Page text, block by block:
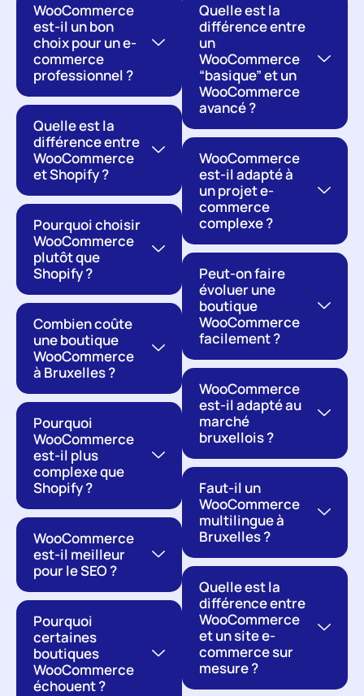
WooCommerce
est-il un bon
choix pour un e-
commerce
professionnel ?
Quelle est la
différence entre
WooCommerce
et Shopify ?
Pourquoi choisir
WooCommerce
plutôt que
Shopify ?
Combien coûte
une boutique
WooCommerce
à Bruxelles ?
Pourquoi
WooCommerce
est-il plus
complexe que
Shopify ?
WooCommerce
est-il meilleur
pour le SEO ?
Pourquoi
certaines
boutiques
WooCommerce
échouent ?
Quelle est la
différence entre
un
WooCommerce
“basique” et un
WooCommerce
avancé ?
WooCommerce
est-il adapté à
un projet e-
commerce
complexe ?
Peut-on faire
évoluer une
boutique
WooCommerce
facilement ?
WooCommerce
est-il adapté au
marché
bruxellois ?
Faut-il un
WooCommerce
multilingue à
Bruxelles ?
Quelle est la
différence entre
WooCommerce
et un site e-
commerce sur
mesure ?